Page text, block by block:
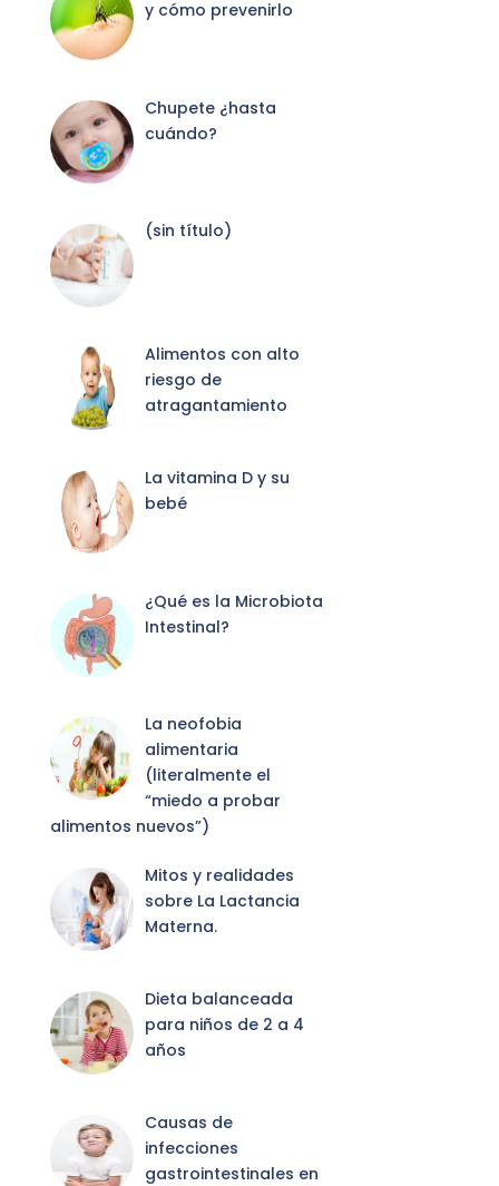
y cómo prevenirlo
Chupete ¿hasta
cuándo?
(sin título)
Alimentos con alto
riesgo de
atragantamiento
La vitamina D y su
bebé
¿Qué es la Microbiota
Intestinal?
La neofobia
alimentaria
(literalmente el
“miedo a probar
alimentos nuevos”)
Mitos y realidades
sobre La Lactancia
Materna.
Dieta balanceada
para niños de 2 a 4
años
Causas de
infecciones
gastrointestinales en